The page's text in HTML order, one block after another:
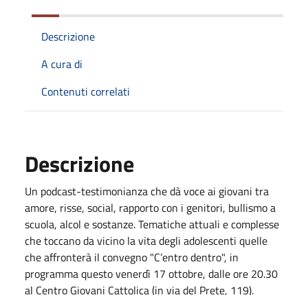
Descrizione
A cura di
Contenuti correlati
Descrizione
Un podcast-testimonianza che dà voce ai giovani tra
amore, risse, social, rapporto con i genitori, bullismo a
scuola, alcol e sostanze. Tematiche attuali e complesse
che toccano da vicino la vita degli adolescenti quelle
che affronterà il convegno "C’entro dentro", in
programma questo venerdì 17 ottobre, dalle ore 20.30
al Centro Giovani Cattolica (in via del Prete, 119).